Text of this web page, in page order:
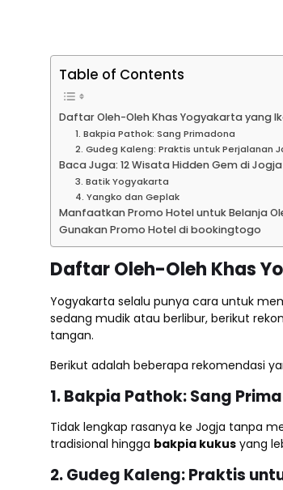
Table of Contents
Daftar Oleh-Oleh Khas Yogyakarta yang
1. Bakpia Pathok: Sang Primadona
2. Gudeg Kaleng: Praktis untuk Perjalanan
Baca Juga: 12 Wisata Hidden Gem di
3. Batik Yogyakarta
4. Yangko dan Geplak
Manfaatkan Promo Hotel untuk Belanja
Gunakan Promo Hotel di bookingtogo
Daftar Oleh-Oleh Khas
Yogyakarta selalu punya cara untuk
sedang mudik atau berlibur, berikut
tangan.
Berikut adalah beberapa rekomendasi
1. Bakpia Pathok: Sang
Tidak lengkap rasanya ke Jogja tanpa
tradisional hingga bakpia kukus yang
2. Gudeg Kaleng: Praktis